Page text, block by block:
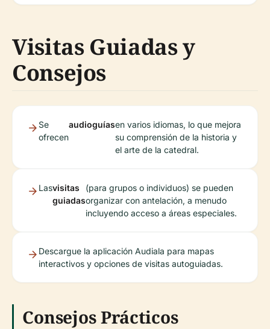
Visitas Guiadas y
Consejos
Se
ofrecen
audioguíasen varios idiomas, lo que mejora
su comprensión de la historia y
el arte de la catedral.
Lasvisitas
guiadas
(para grupos o individuos) se pueden
organizar con antelación, a menudo
incluyendo acceso a áreas especiales.
Descargue la aplicación Audiala para mapas
interactivos y opciones de visitas autoguiadas.
Consejos Prácticos